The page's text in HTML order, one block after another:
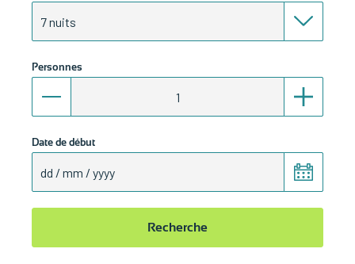
Personnes
Date de début
Recherche